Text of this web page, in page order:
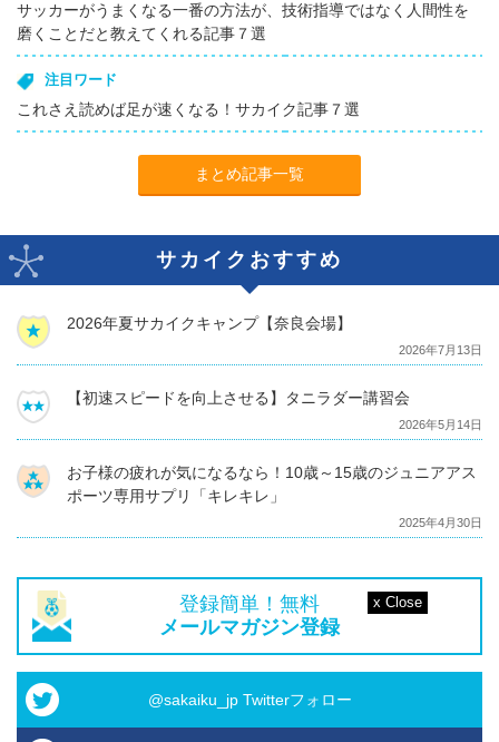
サッカーがうまくなる一番の方法が、技術指導ではなく人間性を
磨くことだと教えてくれる記事７選
注目ワード
これさえ読めば足が速くなる！サカイク記事７選
まとめ記事一覧
サカイクおすすめ
2026年夏サカイクキャンプ【奈良会場】
2026年7月13日
【初速スピードを向上させる】タニラダー講習会
2026年5月14日
お子様の疲れが気になるなら！10歳～15歳のジュニアアス
ポーツ専用サプリ「キレキレ」
2025年4月30日
登録簡単！無料
メールマガジン登録
@sakaiku_jp Twitterフォロー